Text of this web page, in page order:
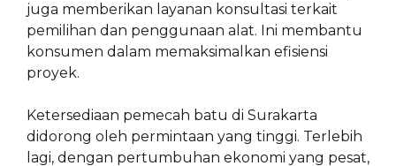
juga memberikan layanan konsultasi terkait
pemilihan dan penggunaan alat. Ini membantu
konsumen dalam memaksimalkan efisiensi
proyek.
Ketersediaan pemecah batu di Surakarta
didorong oleh permintaan yang tinggi. Terlebih
lagi, dengan pertumbuhan ekonomi yang pesat,